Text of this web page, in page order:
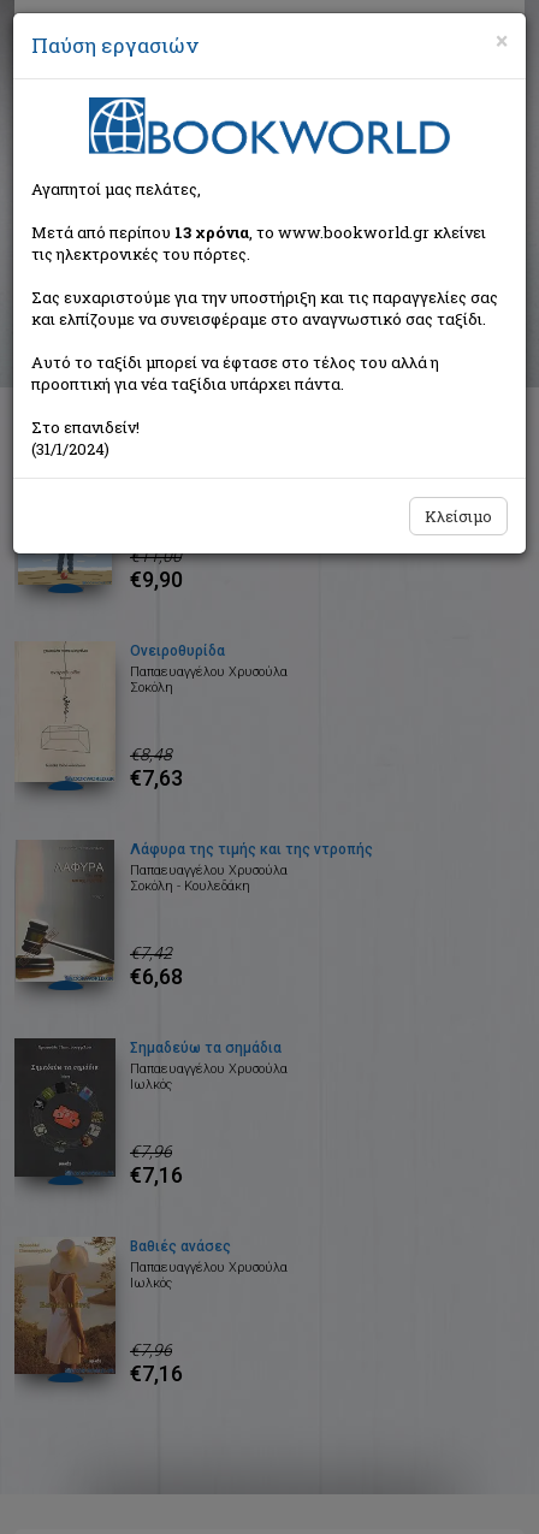
Αναζήτηση
Αποτελέσματα αναζήτησης
Συγγραφέας: Παπαευαγγέλου Σαραντοπούλου
Χρυσούλα (5 βιβλία)
Ταξινόμηση ανά:
€11,00
€9,90
Ονειροθυρίδα
Παπαευαγγέλου Χρυσούλα
Σοκόλη
€8,48
€7,63
Λάφυρα της τιμής και της ντροπής
Παπαευαγγέλου Χρυσούλα
Σοκόλη - Κουλεδάκη
€7,42
€6,68
Σημαδεύω τα σημάδια
Παπαευαγγέλου Χρυσούλα
Ιωλκός
€7,96
€7,16
Βαθιές ανάσες
Παπαευαγγέλου Χρυσούλα
Ιωλκός
€7,96
€7,16
×
Παύση εργασιών
Αγαπητοί μας πελάτες,
Μετά από περίπου 13 χρόνια, το www.bookworld.gr κλείνει
τις ηλεκτρονικές του πόρτες.
Σας ευχαριστούμε για την υποστήριξη και τις παραγγελίες σας
και ελπίζουμε να συνεισφέραμε στο αναγνωστικό σας ταξίδι.
Αυτό το ταξίδι μπορεί να έφτασε στο τέλος του αλλά η
προοπτική για νέα ταξίδια υπάρχει πάντα.
Στο επανιδείν!
(31/1/2024)
Κλείσιμο